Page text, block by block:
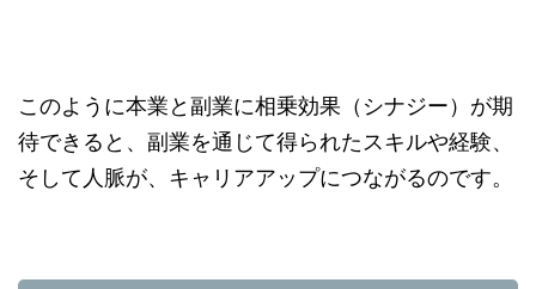
このように本業と副業に相乗効果（シナジー）が期
待できると、副業を通じて得られたスキルや経験、
そして人脈が、キャリアアップにつながるのです。